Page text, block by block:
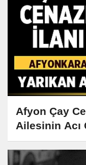
Afyon Çay
Ailesinin Acı